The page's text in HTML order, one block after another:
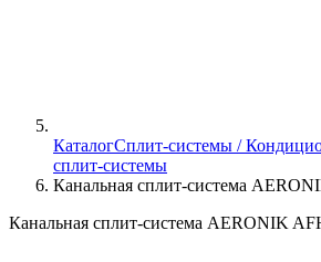
КаталогСплит-системы /
сплит-системы
Канальная сплит-система
Канальная сплит-система AERONIK